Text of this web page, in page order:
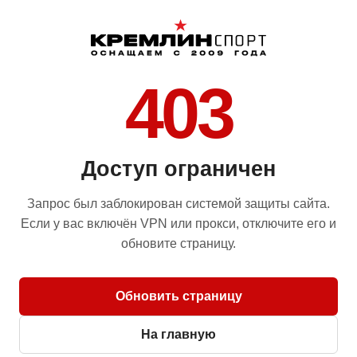
403
Доступ ограничен
Запрос был заблокирован системой защиты сайта.
Если у вас включён VPN или прокси, отключите его и
обновите страницу.
Обновить страницу
На главную